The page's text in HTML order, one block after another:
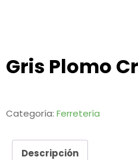
Gris Plomo
Categoría: Ferretería
Descripción